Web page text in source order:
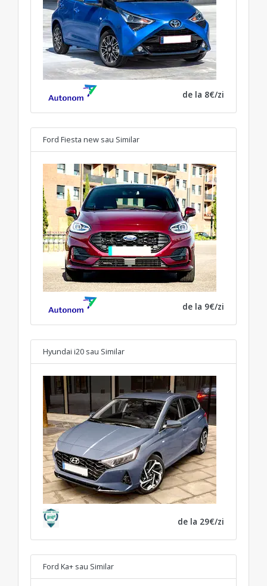
de la 8€/zi
Ford Fiesta new sau Similar
de la 9€/zi
Hyundai i20 sau Similar
de la 29€/zi
Ford Ka+ sau Similar